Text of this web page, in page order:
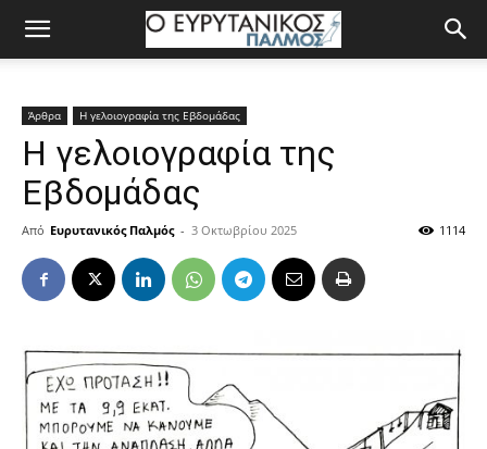
Άρθρα Η γελοιογραφία της Εβδομάδας
Η γελoιογραφία της
Εβδομάδας
Από Ευρυτανικός Παλμός - 3 Οκτωβρίου 2025 1114